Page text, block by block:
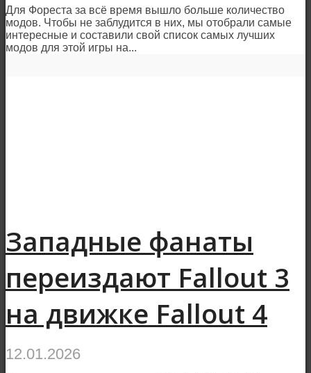
Для Фореста за всё время вышло больше количество
модов. Чтобы не заблудится в них, мы отобрали самые
интересные и составили свой список самых лучших
модов для этой игры на...
Западные фанаты
переиздают Fallout 3
на движке Fallout 4
12.01.2026